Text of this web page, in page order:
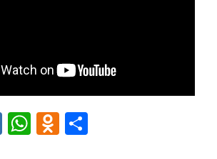
Mail.Ru
WhatsApp
Odnoklassniki